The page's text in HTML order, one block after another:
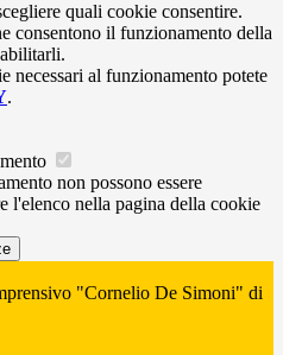
quali cookie consentire.
consentono il funzionamento della
necessari al funzionamento potete
.
non possono essere
l'elenco nella pagina della cookie
"Cornelio De Simoni" di